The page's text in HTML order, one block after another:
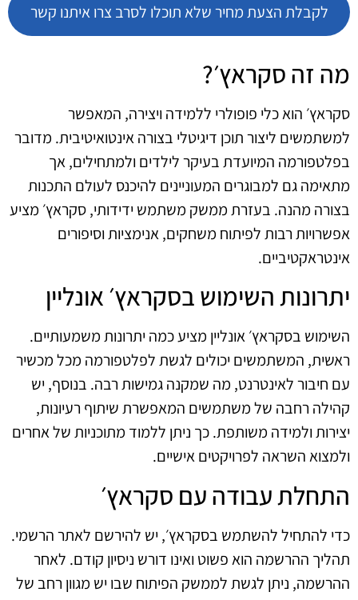
לקבלת הצעת מחיר שלא תוכלו לסרב צרו איתנו קשר
מה זה סקראץ׳?
סקראץ׳ הוא כלי פופולרי ללמידה ויצירה, המאפשר
למשתמשים ליצור תוכן דיגיטלי בצורה אינטואיטיבית. מדובר
בפלטפורמה המיועדת בעיקר לילדים ולמתחילים, אך
מתאימה גם למבוגרים המעוניינים להיכנס לעולם התכנות
בצורה מהנה. בעזרת ממשק משתמש ידידותי, סקראץ׳ מציע
אפשרויות רבות לפיתוח משחקים, אנימציות וסיפורים
אינטראקטיביים.
יתרונות השימוש בסקראץ׳ אונליין
השימוש בסקראץ׳ אונליין מציע כמה יתרונות משמעותיים.
ראשית, המשתמשים יכולים לגשת לפלטפורמה מכל מכשיר
עם חיבור לאינטרנט, מה שמקנה גמישות רבה. בנוסף, יש
קהילה רחבה של משתמשים המאפשרת שיתוף רעיונות,
יצירות ולמידה משותפת. כך ניתן ללמוד מתוכניות של אחרים
ולמצוא השראה לפרויקטים אישיים.
התחלת עבודה עם סקראץ׳
כדי להתחיל להשתמש בסקראץ׳, יש להירשם לאתר הרשמי.
תהליך ההרשמה הוא פשוט ואינו דורש ניסיון קודם. לאחר
ההרשמה, ניתן לגשת לממשק הפיתוח שבו יש מגוון רחב של